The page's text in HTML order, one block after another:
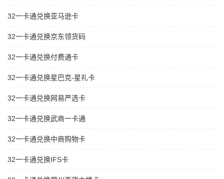
32一卡通兑换亚马逊卡
32一卡通兑换京东领货码
32一卡通兑换付费通卡
32一卡通兑换星巴克-星礼卡
32一卡通兑换网易严选卡
32一卡通兑换武商一卡通
32一卡通兑换中商购物卡
32一卡通兑换IFS卡